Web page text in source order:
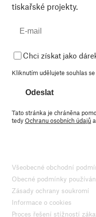
tiskařské projekty.
Chci získat jako
Kliknutím udělujete souhlas se
Odeslat
Tato stránka je chráněna
tedyOchranu osobních údajůa
Všeobecné obchodní
Obecné podmínky
Zásady ochrany soukromí
Informace o cookies
Proces řešení stížností